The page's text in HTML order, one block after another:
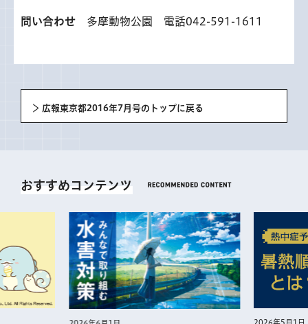
問い合わせ 多摩動物公園 電話042-591-1611
広報東京都2016年7月号のトップに戻る
おすすめコンテンツ
2026年5月1日